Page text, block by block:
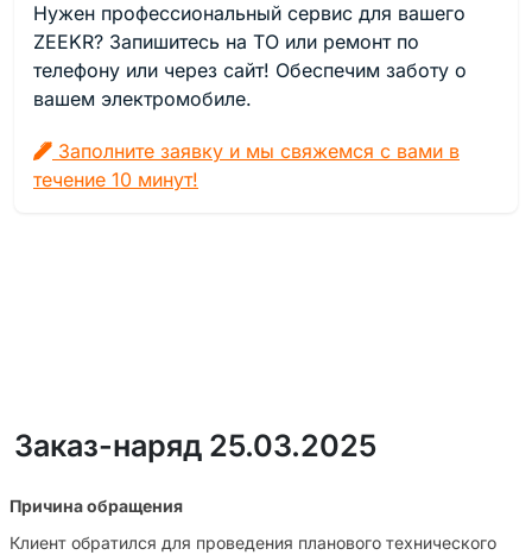
Нужен профессиональный сервис для вашего
ZEEKR? Запишитесь на ТО или ремонт по
телефону или через сайт! Обеспечим заботу о
вашем электромобиле.
Заполните заявку и мы свяжемся с вами в
течение 10 минут!
Заказ-наряд 25.03.2025
Причина обращения
Клиент обратился для проведения планового технического